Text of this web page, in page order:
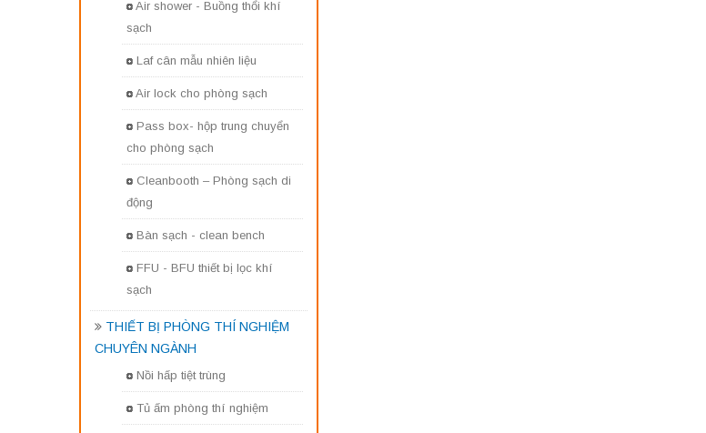
Air shower - Buồng thổi khí
sạch
Laf cân mẫu nhiên liệu
Air lock cho phòng sạch
Pass box- hộp trung chuyển
cho phòng sạch
Cleanbooth – Phòng sạch di
động
Bàn sạch - clean bench
FFU - BFU thiết bị lọc khí
sạch
THIẾT BỊ PHÒNG THÍ NGHIỆM
CHUYÊN NGÀNH
Nồi hấp tiệt trùng
Tủ ấm phòng thí nghiệm